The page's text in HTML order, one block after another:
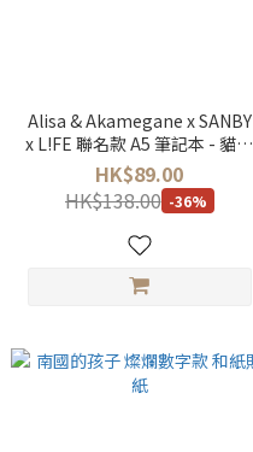
Alisa & Akamegane x SANBY
x L!FE 聯名款 A5 筆記本 - 貓咪
的星空 (藍)
HK$89.00
HK$138.00 -36%